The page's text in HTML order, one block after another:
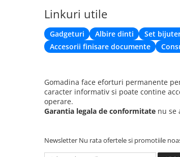
Linkuri utile
Gadgeturi Albire dinti Set
Accesorii finisare documente
Gomadina face eforturi permanente
caracter informativ si poate contine
operare.
Garantia legala de conformitate nu se
Newsletter Nu rata ofertele si promotiile